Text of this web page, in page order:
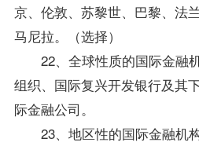
京、伦敦、苏黎世、巴黎、法
马尼拉。（选择）
22、全球性质的国际金融
组织、国际复兴开发银行及其
际金融公司。
23、地区性的国际金融机